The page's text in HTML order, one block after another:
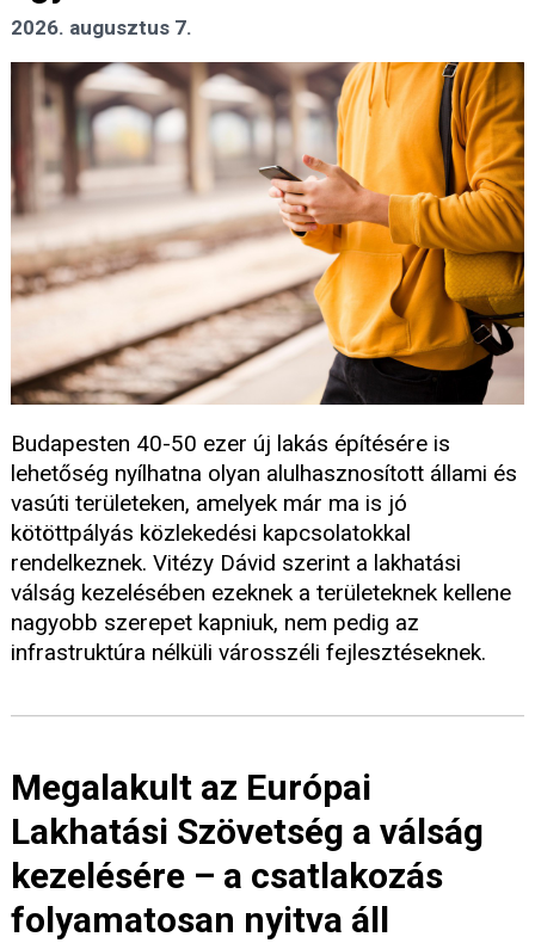
2026. augusztus 7.
Budapesten 40-50 ezer új lakás építésére is
lehetőség nyílhatna olyan alulhasznosított állami és
vasúti területeken, amelyek már ma is jó
kötöttpályás közlekedési kapcsolatokkal
rendelkeznek. Vitézy Dávid szerint a lakhatási
válság kezelésében ezeknek a területeknek kellene
nagyobb szerepet kapniuk, nem pedig az
infrastruktúra nélküli városszéli fejlesztéseknek.
Megalakult az Európai
Lakhatási Szövetség a válság
kezelésére – a csatlakozás
folyamatosan nyitva áll